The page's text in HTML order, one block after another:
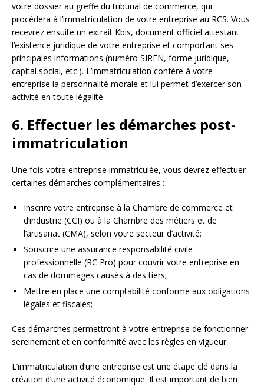
votre dossier au greffe du tribunal de commerce, qui
procédera à l’immatriculation de votre entreprise au RCS. Vous
recevrez ensuite un extrait Kbis, document officiel attestant
l’existence juridique de votre entreprise et comportant ses
principales informations (numéro SIREN, forme juridique,
capital social, etc.). L’immatriculation confère à votre
entreprise la personnalité morale et lui permet d’exercer son
activité en toute légalité.
6. Effectuer les démarches post-
immatriculation
Une fois votre entreprise immatriculée, vous devrez effectuer
certaines démarches complémentaires :
Inscrire votre entreprise à la Chambre de commerce et
d’industrie (CCI) ou à la Chambre des métiers et de
l’artisanat (CMA), selon votre secteur d’activité;
Souscrire une assurance responsabilité civile
professionnelle (RC Pro) pour couvrir votre entreprise en
cas de dommages causés à des tiers;
Mettre en place une comptabilité conforme aux obligations
légales et fiscales;
Ces démarches permettront à votre entreprise de fonctionner
sereinement et en conformité avec les règles en vigueur.
L’immatriculation d’une entreprise est une étape clé dans la
création d’une activité économique. Il est important de bien